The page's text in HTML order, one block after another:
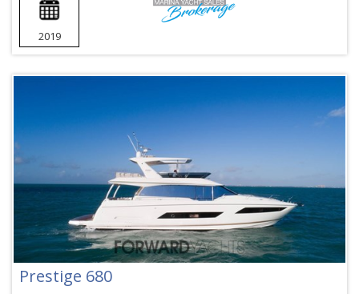
2019
Prestige 680